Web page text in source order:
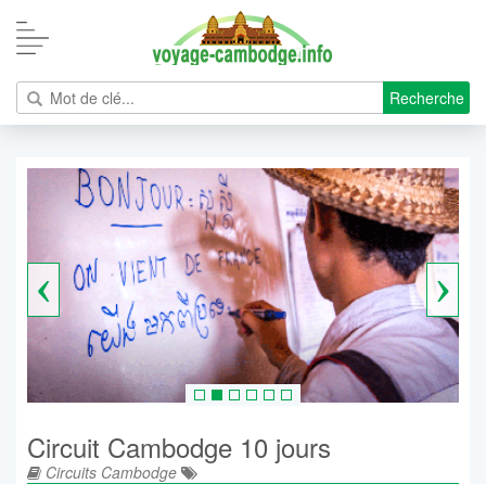
Recherche
‹ ›
Circuit Cambodge 10 jours
Circuits Cambodge